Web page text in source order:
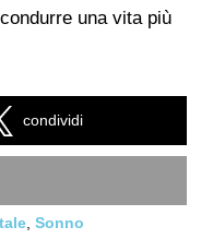
una vita più
condividi
Sonno